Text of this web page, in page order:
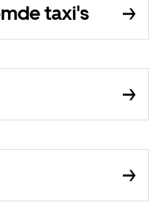
taxi's